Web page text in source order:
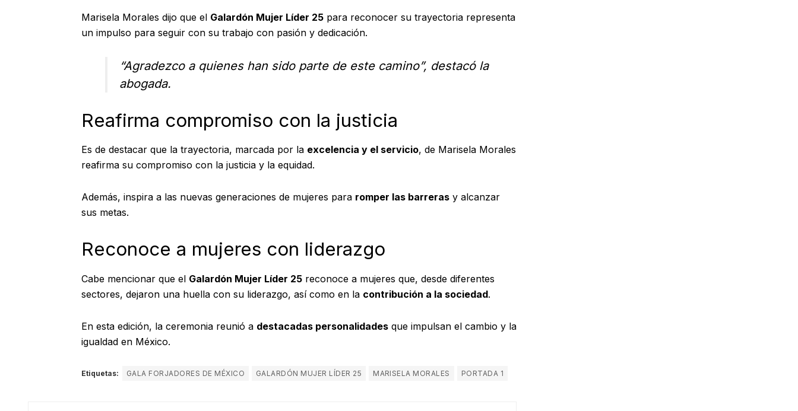
Marisela Morales dijo que el Galardón Mujer Líder 25 para reconocer su trayectoria representa
un impulso para seguir con su trabajo con pasión y dedicación.
“Agradezco a quienes han sido parte de este camino”, destacó la
abogada.
Reafirma compromiso con la justicia
Es de destacar que la trayectoria, marcada por la excelencia y el servicio, de Marisela Morales
reafirma su compromiso con la justicia y la equidad.
Además, inspira a las nuevas generaciones de mujeres para romper las barreras y alcanzar
sus metas.
Reconoce a mujeres con liderazgo
Cabe mencionar que el Galardón Mujer Líder 25 reconoce a mujeres que, desde diferentes
sectores, dejaron una huella con su liderazgo, así como en la contribución a la sociedad.
En esta edición, la ceremonia reunió a destacadas personalidades que impulsan el cambio y la
igualdad en México.
Etiquetas: GALA FORJADORES DE MÉXICO GALARDÓN MUJER LÍDER 25 MARISELA MORALES PORTADA 1